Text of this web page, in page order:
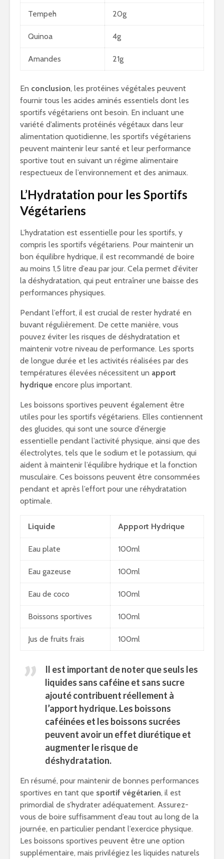
Tempeh 20g
Quinoa 4g
Amandes 21g
En conclusion, les protéines végétales peuvent
fournir tous les acides aminés essentiels dont les
sportifs végétariens ont besoin. En incluant une
variété d’aliments protéinés végétaux dans leur
alimentation quotidienne, les sportifs végétariens
peuvent maintenir leur santé et leur performance
sportive tout en suivant un régime alimentaire
respectueux de l’environnement et des animaux.
L’Hydratation pour les Sportifs
Végétariens
L’hydratation est essentielle pour les sportifs, y
compris les sportifs végétariens. Pour maintenir un
bon équilibre hydrique, il est recommandé de boire
au moins 1,5 litre d’eau par jour. Cela permet d’éviter
la déshydratation, qui peut entraîner une baisse des
performances physiques.
Pendant l’effort, il est crucial de rester hydraté en
buvant régulièrement. De cette manière, vous
pouvez éviter les risques de déshydratation et
maintenir votre niveau de performance. Les sports
de longue durée et les activités réalisées par des
températures élevées nécessitent un apport
hydrique encore plus important.
Les boissons sportives peuvent également être
utiles pour les sportifs végétariens. Elles contiennent
des glucides, qui sont une source d’énergie
essentielle pendant l’activité physique, ainsi que des
électrolytes, tels que le sodium et le potassium, qui
aident à maintenir l’équilibre hydrique et la fonction
musculaire. Ces boissons peuvent être consommées
pendant et après l’effort pour une réhydratation
optimale.
Liquide Appport Hydrique
Eau plate 100ml
Eau gazeuse 100ml
Eau de coco 100ml
Boissons sportives 100ml
Jus de fruits frais 100ml
Il est important de noter que seuls les
liquides sans caféine et sans sucre
ajouté contribuent réellement à
l’apport hydrique. Les boissons
caféinées et les boissons sucrées
peuvent avoir un effet diurétique et
augmenter le risque de
déshydratation.
En résumé, pour maintenir de bonnes performances
sportives en tant que sportif végétarien, il est
primordial de s’hydrater adéquatement. Assurez-
vous de boire suffisamment d’eau tout au long de la
journée, en particulier pendant l’exercice physique.
Les boissons sportives peuvent être une option
supplémentaire, mais privilégiez les liquides naturels